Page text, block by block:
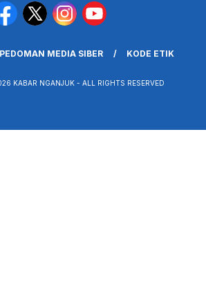
PEDOMAN MEDIA SIBER KODE ETIK
KABAR NGANJUK - ALL RIGHTS RESERVED